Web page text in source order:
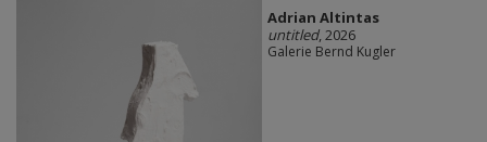
Adrian Altintas
untitled, 2026
Galerie Bernd Kugler